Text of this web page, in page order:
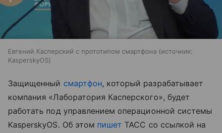
Евгений Касперский с прототипом смартфона
источник:
KasperskyOS
Защищенный смартфон, который разрабатывает
компания «Лаборатория Касперского», будет
работать под управлением операционной системы
KasperskyOS. Об этом пишет ТАСС со ссылкой на